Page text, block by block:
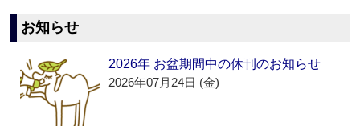
お知らせ
2026年 お盆期間中の休刊のお知らせ
2026年07月24日 (金)